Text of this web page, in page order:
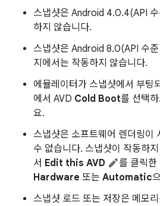
스냅샷은 Android 4.0.4(API 수
하지 않습니다.
스냅샷은 Android 8.0(API 수준
지에서는 작동하지 않습니다.
에뮬레이터가 스냅샷에서 부팅
에서 AVD Cold Boot를 선택
요.
스냅샷은 소프트웨어 렌더링이
수 없습니다. 스냅샷이 작동하
서 Edit this AVD 를 클릭한
Hardware 또는 Automatic
스냅샷 로드 또는 저장은 메모